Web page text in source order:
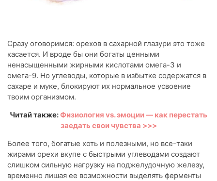
Сразу оговоримся: орехов в сахарной глазури это тоже
касается. И вроде бы они богаты ценными
ненасыщенными жирными кислотами омега-3 и
омега-9. Но углеводы, которые в избытке содержатся в
сахаре и муке, блокируют их нормальное усвоение
твоим организмом.
Читай также:Физиология vs. эмоции — как перестать
заедать свои чувства >>>
Более того, богатые хоть и полезными, но все-таки
жирами орехи вкупе с быстрыми углеводами создают
слишком сильную нагрузку на поджелудочную железу,
временно лишая ее возможности выделять ферменты